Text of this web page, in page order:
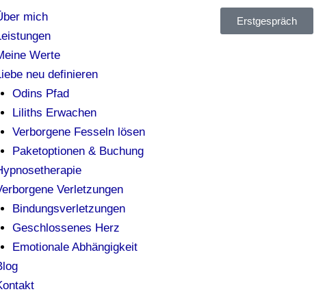
mich
Werte
neu definieren
Odins Pfad
Liliths Erwachen
Verborgene Fesseln lösen
Paketoptionen & Buchung
Verletzungen
Bindungsverletzungen
Geschlossenes Herz
Emotionale Abhängigkeit
Erstgespräch